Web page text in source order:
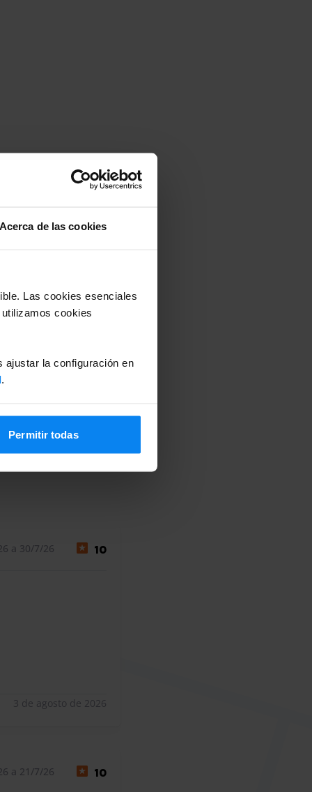
Acerca de las cookies
Las cookies esenciales
cookies
ajustar la configuración en
.
Permitir todas
a 30/7/26 10
3 de agosto de 2026
a 21/7/26 10